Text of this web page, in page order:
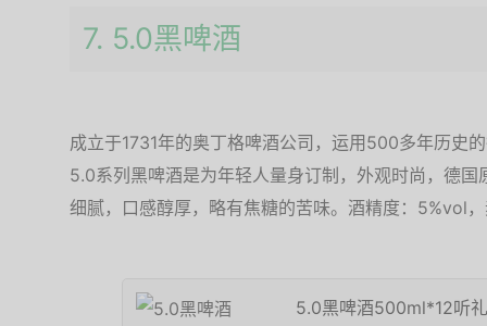
7. 5.0黑啤酒
成立于1731年的奥丁格啤酒公司，运用500多年历史
5.0系列黑啤酒是为年轻人量身订制，外观时尚，德
细腻，口感醇厚，略有焦糖的苦味。酒精度：5%vol，
5.0黑啤酒500ml*12听